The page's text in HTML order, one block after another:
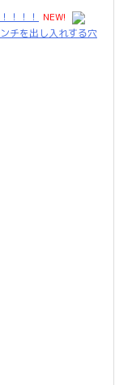
！！！
NEW!
チを出し入れする穴